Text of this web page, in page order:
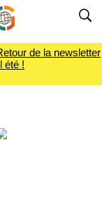
de la newsletter
été !